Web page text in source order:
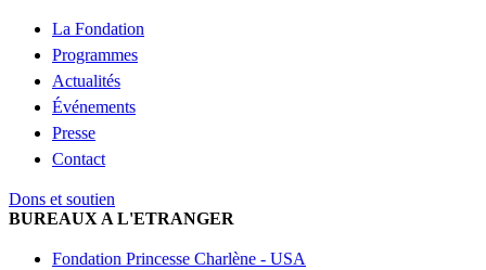
La Fondation
Programmes
Actualités
Événements
Presse
Contact
Dons et soutien
BUREAUX A L'ETRANGER
Fondation Princesse Charlène - USA